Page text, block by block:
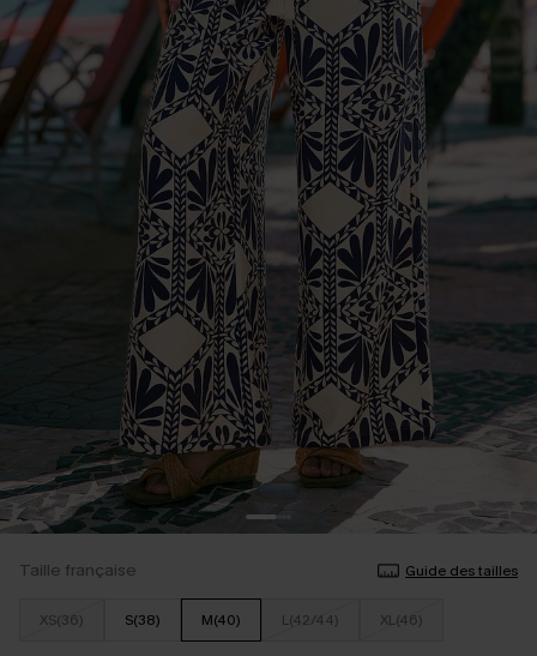
Taille française Guide des tailles
XS(36) S(38) M(40) L(42/44) XL(46)